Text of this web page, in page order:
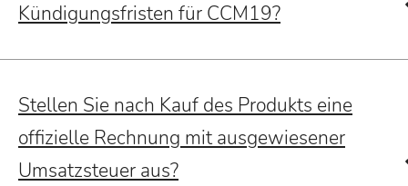
Kündigungsfristen für CCM19?
Stellen Sie nach Kauf des Produkts eine
offizielle Rechnung mit ausgewiesener
Umsatzsteuer aus?